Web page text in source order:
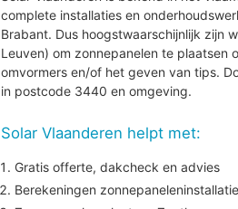
complete installaties en
Brabant. Dus hoogstwaarschijnlijk zijn
Leuven) om zonnepanelen te plaatsen
omvormers en/of het geven van tips.
in postcode 3440 en omgeving.
Solar Vlaanderen helpt met:
Gratis offerte, dakcheck en advies
Berekeningen zonnepaneleninstallatie